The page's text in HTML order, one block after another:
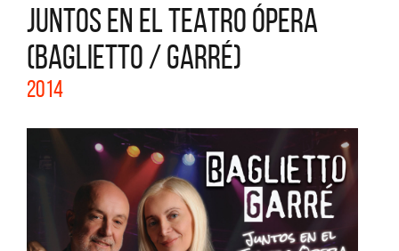
JUNTOS EN EL TEATRO ÓPERA
(BAGLIETTO / GARRÉ)
2014